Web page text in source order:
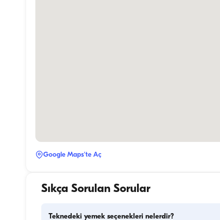
Google Maps'te Aç
Sıkça Sorulan Sorular
Teknedeki yemek seçenekleri nelerdir?